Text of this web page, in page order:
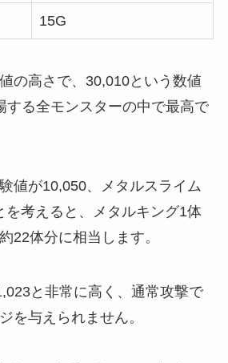
15G
の高さで、30,010という数値
する全モンスターの中で最高で
値が10,050、メタルスライム
を考えると、メタルキング1体
22体分に相当します。
と非常に高く、通常攻撃で
を与えられません。